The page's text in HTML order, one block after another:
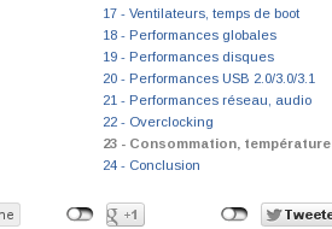
17 - Ventilateurs, temps de boot
18 - Performances globales
19 - Performances disques
20 - Performances USB 2.0/3.0/3.1
21 - Performances réseau, audio
22 - Overclocking
23 - Consommation, température
24 - Conclusion